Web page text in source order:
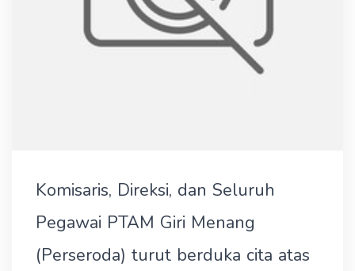
Komisaris, Direksi, dan Seluruh
Pegawai PTAM Giri Menang
(Perseroda) turut berduka cita atas